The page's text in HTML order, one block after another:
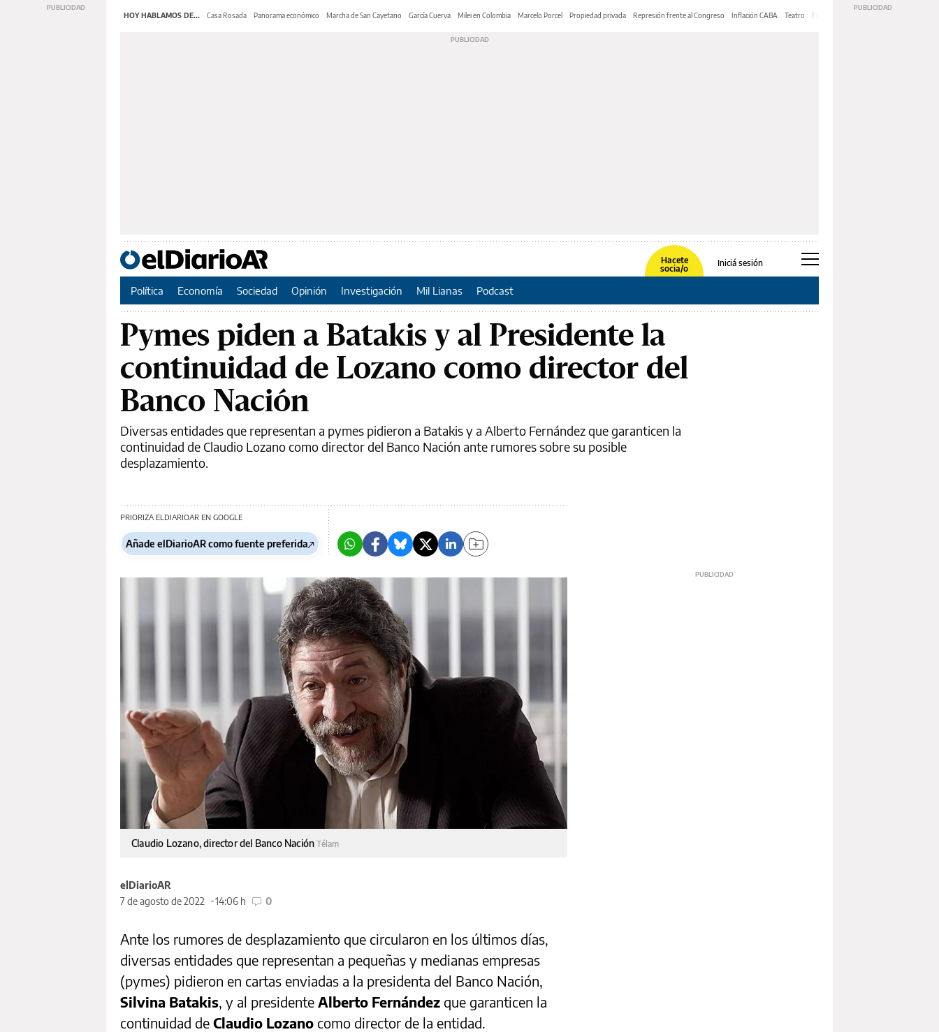
HOY HABLAMOS DE... Casa Rosada Panorama económico Marcha de San Cayetano García Cuerva Milei en Colombia Marcelo Porcel Propiedad privada Represión frente al Congreso Inflación CABA Teatro Feria de Editores
Hacete
socia/o
Iniciá sesión
Política Economía Sociedad Opinión Investigación Mil Lianas Podcast
Pymes piden a Batakis y al Presidente la
continuidad de Lozano como director del
Banco Nación
Diversas entidades que representan a pymes pidieron a Batakis y a Alberto Fernández que garanticen la
continuidad de Claudio Lozano como director del Banco Nación ante rumores sobre su posible
desplazamiento.
PRIORIZA ELDIARIOAR EN GOOGLE
Añade elDiarioAR como fuente preferida
Claudio Lozano, director del Banco NaciónTélam
elDiarioAR
7 de agosto de 2022
14:06 h 0
Ante los rumores de desplazamiento que circularon en los últimos días,
diversas entidades que representan a pequeñas y medianas empresas
(pymes) pidieron en cartas enviadas a la presidenta del Banco Nación,
Silvina Batakis, y al presidente Alberto Fernández que garanticen la
continuidad de Claudio Lozano como director de la entidad.